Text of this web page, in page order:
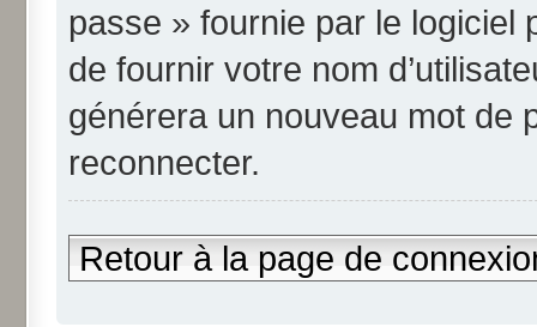
passe » fournie par le logiciel
de fournir votre nom
générera un nouveau mot de
reconnecter.
Retour à la page de